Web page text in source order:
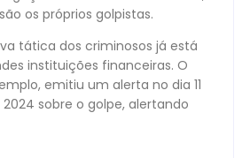
os próprios golpistas.
tática dos criminosos já está
instituições financeiras. O
emitiu um alerta no dia 11
sobre o golpe, alertando